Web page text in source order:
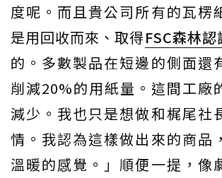
度呢。而且貴公司所有的瓦楞
是用回收而來、取得FSC森林認
的。多數製品在短邊的側面還
削減20%的用紙量。這間工廠
減少。我也只是想做和梶尾社
情。我認為這樣做出來的商品
溫暖的感覺。」順便一提，像